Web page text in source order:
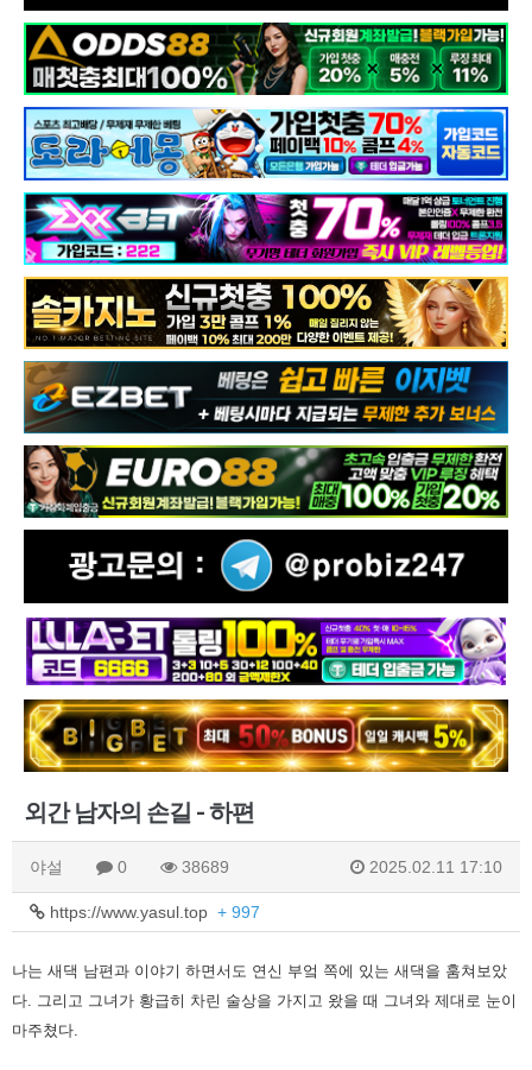
외간 남자의 손길 - 하편
야설 0 38689 2025.02.11 17:10
https://www.yasul.top + 997
나는 새댁 남편과 이야기 하면서도 연신 부엌 쪽에 있는 새댁을 훔쳐보았
다. 그리고 그녀가 황급히 차린 술상을 가지고 왔을 때 그녀와 제대로 눈이
마주쳤다.